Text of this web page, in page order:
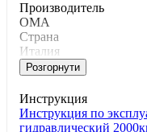
Производитель
OMA
Страна
Италия
Розгорнути
Инструкция
Инструкция по
гидравлический